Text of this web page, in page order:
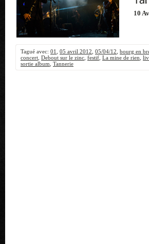
10
Tagué avec: 01 05 avril 2012 05/04/12 bourg en
concert Debout sur le zinc festif La mine de rien
sortie album Tannerie